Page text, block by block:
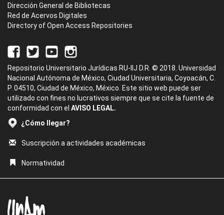
Dirección General de Bibliotecas
Red de Acervos Digitales
Directory of Open Access Repositories
Repositorio Universitario Jurídicas RU-IIJ D.R. © 2018. Universidad
Nacional Autónoma de México, Ciudad Universitaria, Coyoacán, C.
P. 04510, Ciudad de México, México. Este sitio web puede ser
utilizado con fines no lucrativos siempre que se cite la fuente de
conformidad con el AVISO LEGAL.
¿Cómo llegar?
Suscripción a actividades académicas
Normatividad